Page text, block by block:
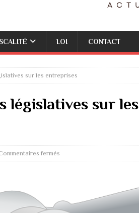
LOI CONTACT
sur les entreprises
législatives sur les
fermés